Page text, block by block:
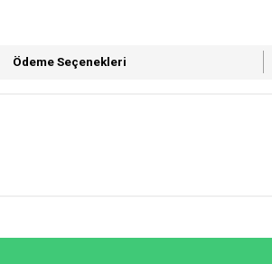
Ödeme Seçenekleri